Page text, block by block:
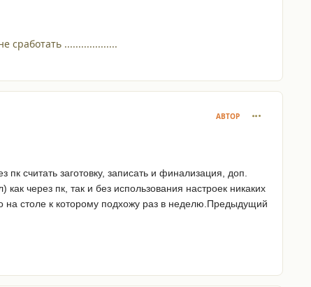
сработать ...................
АВТОР
считать заготовку, записать и финализация, доп.
через пк, так и без использования настроек никаких
на столе к которому подхожу раз в неделю.Предыдущий